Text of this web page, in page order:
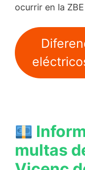
ocurrir en la
multas